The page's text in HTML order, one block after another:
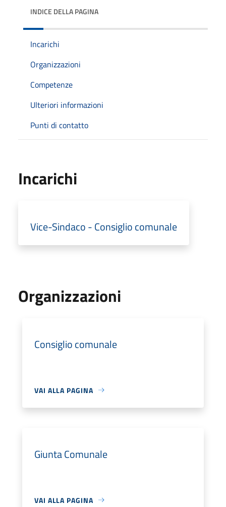
INDICE DELLA PAGINA
Incarichi
Organizzazioni
Competenze
Ulteriori informazioni
Punti di contatto
Incarichi
Vice-Sindaco - Consiglio comunale
Organizzazioni
Consiglio comunale
VAI ALLA PAGINA
Giunta Comunale
VAI ALLA PAGINA